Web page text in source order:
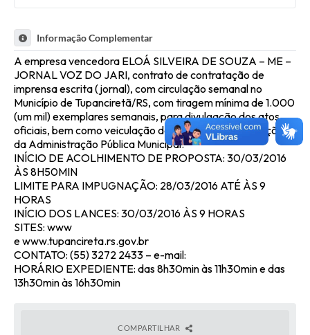
Informação Complementar
A empresa vencedora ELOÁ SILVEIRA DE SOUZA – ME –
JORNAL VOZ DO JARI, contrato de contratação de
imprensa escrita (jornal), com circulação semanal no
Município de Tupanciretã/RS, com tiragem mínima de 1.000
(um mil) exemplares semanais, para divulgação dos atos
oficiais, bem como veiculação de matérias sobre as ações
da Administração Pública Municipal.
INÍCIO DE ACOLHIMENTO DE PROPOSTA: 30/03/2016
ÀS 8H50MIN
LIMITE PARA IMPUGNAÇÃO: 28/03/2016 ATÉ ÀS 9
HORAS
INÍCIO DOS LANCES: 30/03/2016 ÀS 9 HORAS
SITES: www
e www.tupancireta.rs.gov.br
CONTATO: (55) 3272 2433 – e-mail:
HORÁRIO EXPEDIENTE: das 8h30min às 11h30min e das
13h30min às 16h30min
COMPARTILHAR